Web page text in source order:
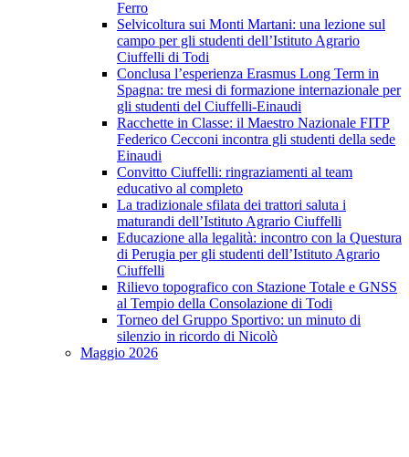
Ferro
Selvicoltura sui Monti Martani: una lezione sul
campo per gli studenti dell’Istituto Agrario
Ciuffelli di Todi
Conclusa l’esperienza Erasmus Long Term in
Spagna: tre mesi di formazione internazionale per
gli studenti del Ciuffelli-Einaudi
Racchette in Classe: il Maestro Nazionale FITP
Federico Cecconi incontra gli studenti della sede
Einaudi
Convitto Ciuffelli: ringraziamenti al team
educativo al completo
La tradizionale sfilata dei trattori saluta i
maturandi dell’Istituto Agrario Ciuffelli
Educazione alla legalità: incontro con la Questura
di Perugia per gli studenti dell’Istituto Agrario
Ciuffelli
Rilievo topografico con Stazione Totale e GNSS
al Tempio della Consolazione di Todi
Torneo del Gruppo Sportivo: un minuto di
silenzio in ricordo di Nicolò
Maggio 2026